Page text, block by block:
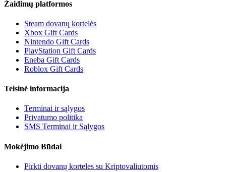
Žaidimų platformos
Steam dovanų kortelės
Xbox Gift Cards
Nintendo Gift Cards
PlayStation Gift Cards
Eneba Gift Cards
Roblox Gift Cards
Teisinė informacija
Terminai ir sąlygos
Privatumo politika
SMS Terminai ir Sąlygos
Mokėjimo Būdai
Pirkti dovanų korteles su Kriptovaliutomis